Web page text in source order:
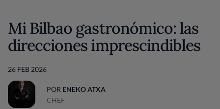
Mi Bilbao gastronómico: las
direcciones imprescindibles
26 FEB 2026
POR ENEKO ATXA
CHEF